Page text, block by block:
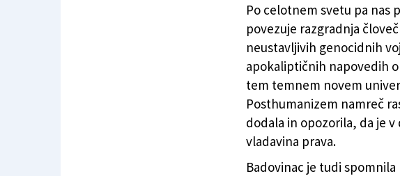
Po celotnem svetu pa nas
povezuje razgradnja
neustavljivih genocidnih
apokaliptičnih napovedih
tem temnem novem
Posthumanizem namreč
dodala in opozorila, da je
vladavina prava.
Badovinac je tudi